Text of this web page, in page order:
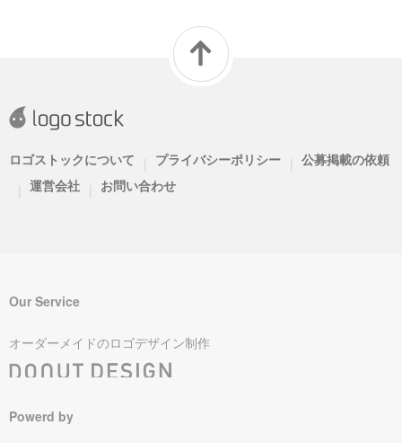
ロゴストックについて | プライバシーポリシー | 公募掲載の依頼
| 運営会社 | お問い合わせ
Our Service
オーダーメイドのロゴデザイン制作
Powerd by